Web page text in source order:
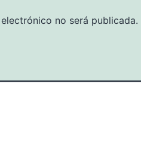
no será publicada.